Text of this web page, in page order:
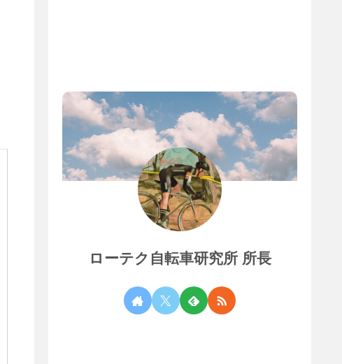
ローテク自転車研究所 所長